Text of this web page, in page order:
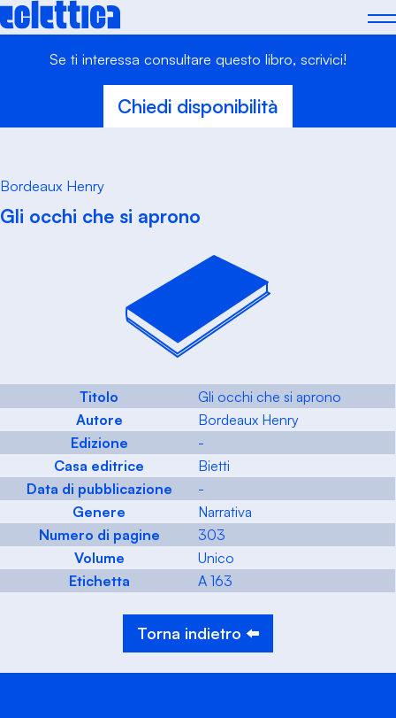
Skip
to
Se ti interessa consultare questo libro, scrivici!
Chiedi disponibilità
Bordeaux Henry
Gli occhi che si aprono
Titolo
Gli occhi che si aprono
Autore
Bordeaux Henry
Edizione
-
Casa editrice
Bietti
Data di pubblicazione
-
Genere
Narrativa
Numero di pagine
303
Volume
Unico
Etichetta
A 163
Torna indietro ⬅️